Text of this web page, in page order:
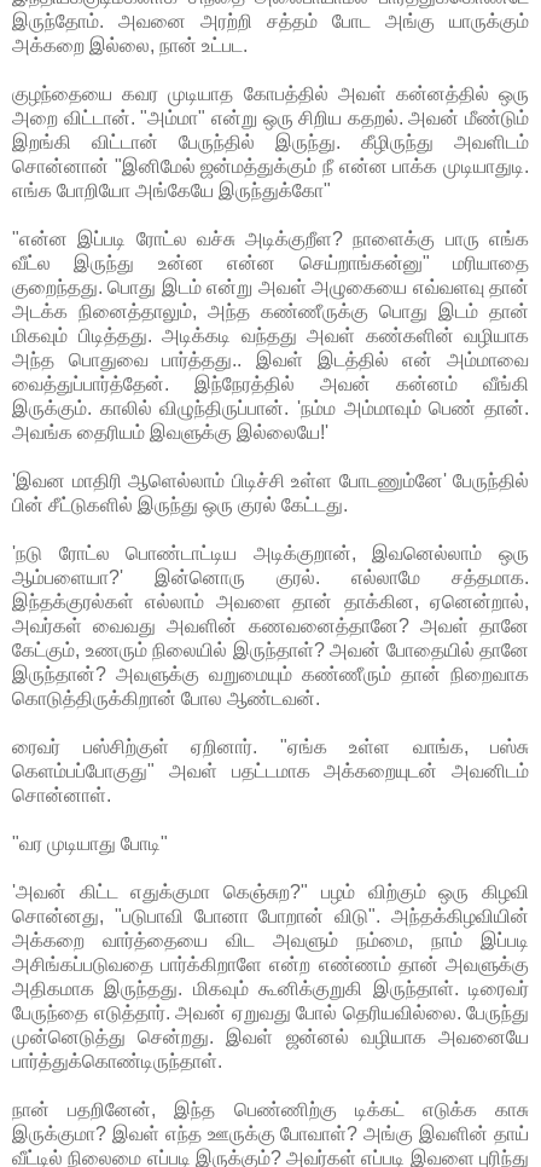
இருந்தோம். அவனை அரற்றி சத்தம் போட அங்கு யாருக்கும்
அக்கறை இல்லை, நான் உட்பட.
குழந்தையை கவர முடியாத கோபத்தில் அவள் கன்னத்தில் ஒரு
அறை விட்டான். "அம்மா" என்று ஒரு சிறிய கதறல். அவன் மீண்டும்
இறங்கி விட்டான் பேருந்தில் இருந்து. கீழிருந்து அவளிடம்
சொன்னான் "இனிமேல் ஜன்மத்துக்கும் நீ என்ன பாக்க முடியாதுடி.
எங்க போறியோ அங்கேயே இருந்துக்கோ"
"என்ன இப்படி ரோட்ல வச்சு அடிக்குறீள? நாளைக்கு பாரு எங்க
வீட்ல இருந்து உன்ன என்ன செய்றாங்கன்னு" மரியாதை
குறைந்தது. பொது இடம் என்று அவள் அழுகையை எவ்வளவு தான்
அடக்க நினைத்தாலும், அந்த கண்ணீருக்கு பொது இடம் தான்
மிகவும் பிடித்தது. அடிக்கடி வந்தது அவள் கண்களின் வழியாக
அந்த பொதுவை பார்த்தது.. இவள் இடத்தில் என் அம்மாவை
வைத்துப்பார்த்தேன். இந்நேரத்தில் அவன் கன்னம் வீங்கி
இருக்கும். காலில் விழுந்திருப்பான். 'நம்ம அம்மாவும் பெண் தான்.
அவங்க தைரியம் இவளுக்கு இல்லையே!'
'இவன மாதிரி ஆளெல்லாம் பிடிச்சி உள்ள போடணும்னே' பேருந்தில்
பின் சீட்டுகளில் இருந்து ஒரு குரல் கேட்டது.
'நடு ரோட்ல பொண்டாட்டிய அடிக்குறான், இவனெல்லாம் ஒரு
ஆம்பளையா?' இன்னொரு குரல். எல்லாமே சத்தமாக.
இந்தக்குரல்கள் எல்லாம் அவளை தான் தாக்கின, ஏனென்றால்,
அவர்கள் வைவது அவளின் கணவனைத்தானே? அவள் தானே
கேட்கும், உணரும் நிலையில் இருந்தாள்? அவன் போதையில் தானே
இருந்தான்? அவளுக்கு வறுமையும் கண்ணீரும் தான் நிறைவாக
கொடுத்திருக்கிறான் போல ஆண்டவன்.
ரைவர் பஸ்சிற்குள் ஏறினார். "ஏங்க உள்ள வாங்க, பஸ்சு
கெளம்பப்போகுது" அவள் பதட்டமாக அக்கறையுடன் அவனிடம்
சொன்னாள்.
"வர முடியாது போடி"
'அவன் கிட்ட எதுக்குமா கெஞ்சுற?" பழம் விற்கும் ஒரு கிழவி
சொன்னது, "படுபாவி போனா போறான் விடு". அந்தக்கிழவியின்
அக்கறை வார்த்தையை விட அவளும் நம்மை, நாம் இப்படி
அசிங்கப்படுவதை பார்க்கிறாளே என்ற எண்ணம் தான் அவளுக்கு
அதிகமாக இருந்தது. மிகவும் கூனிக்குறுகி இருந்தாள். டிரைவர்
பேருந்தை எடுத்தார். அவன் ஏறுவது போல் தெரியவில்லை. பேருந்து
முன்னெடுத்து சென்றது. இவள் ஜன்னல் வழியாக அவனையே
பார்த்துக்கொண்டிருந்தாள்.
நான் பதறினேன், இந்த பெண்ணிற்கு டிக்கட் எடுக்க காசு
இருக்குமா? இவள் எந்த ஊருக்கு போவாள்? அங்கு இவளின் தாய்
வீட்டில் நிலைமை எப்படி இருக்கும்? அவர்கள் எப்படி இவளை புரிந்து